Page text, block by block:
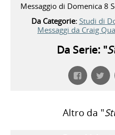
Messaggio di Domenica 8
Da Categorie: Studi di
Messaggi da Craig
Da Serie: "
Altro da "